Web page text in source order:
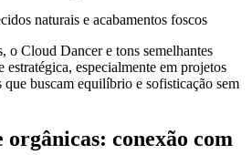
naturais e acabamentos foscos
o Cloud Dancer e tons semelhantes
especialmente em projetos
buscam equilíbrio e sofisticação sem
orgânicas: conexão com